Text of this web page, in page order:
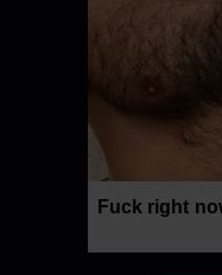
Fuck right